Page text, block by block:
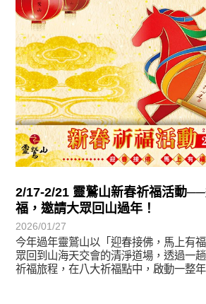
2/17-2/21 靈鷲山新春祈福活動
福，邀請大眾回山過年！
2026/01/27
今年過年靈鷲山以「迎春接佛，馬上有
眾回到山海天交會的清淨道場，透過一
祈福旅程，在八大祈福點中，啟動一整